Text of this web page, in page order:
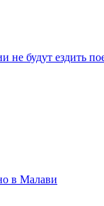
не будут ездить
в Малави